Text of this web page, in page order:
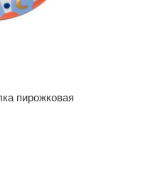
пирожковая